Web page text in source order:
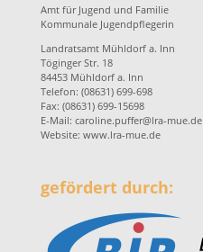
Amt für Jugend und Familie
Kommunale Jugendpflegerin
Landratsamt Mühldorf a. Inn
Töginger Str. 18
84453 Mühldorf a. Inn
Telefon: (08631) 699-698
Fax: (08631) 699-15698
E-Mail: caroline.puffer@lra-mue.de
Website: www.lra-mue.de
gefördert durch: